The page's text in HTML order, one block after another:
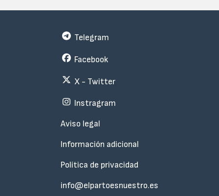
Subfooter
Telegram
Facebook
X - Twitter
Instragram
Aviso legal
Información adicional
Política de privacidad
info@elpartoesnuestro.es